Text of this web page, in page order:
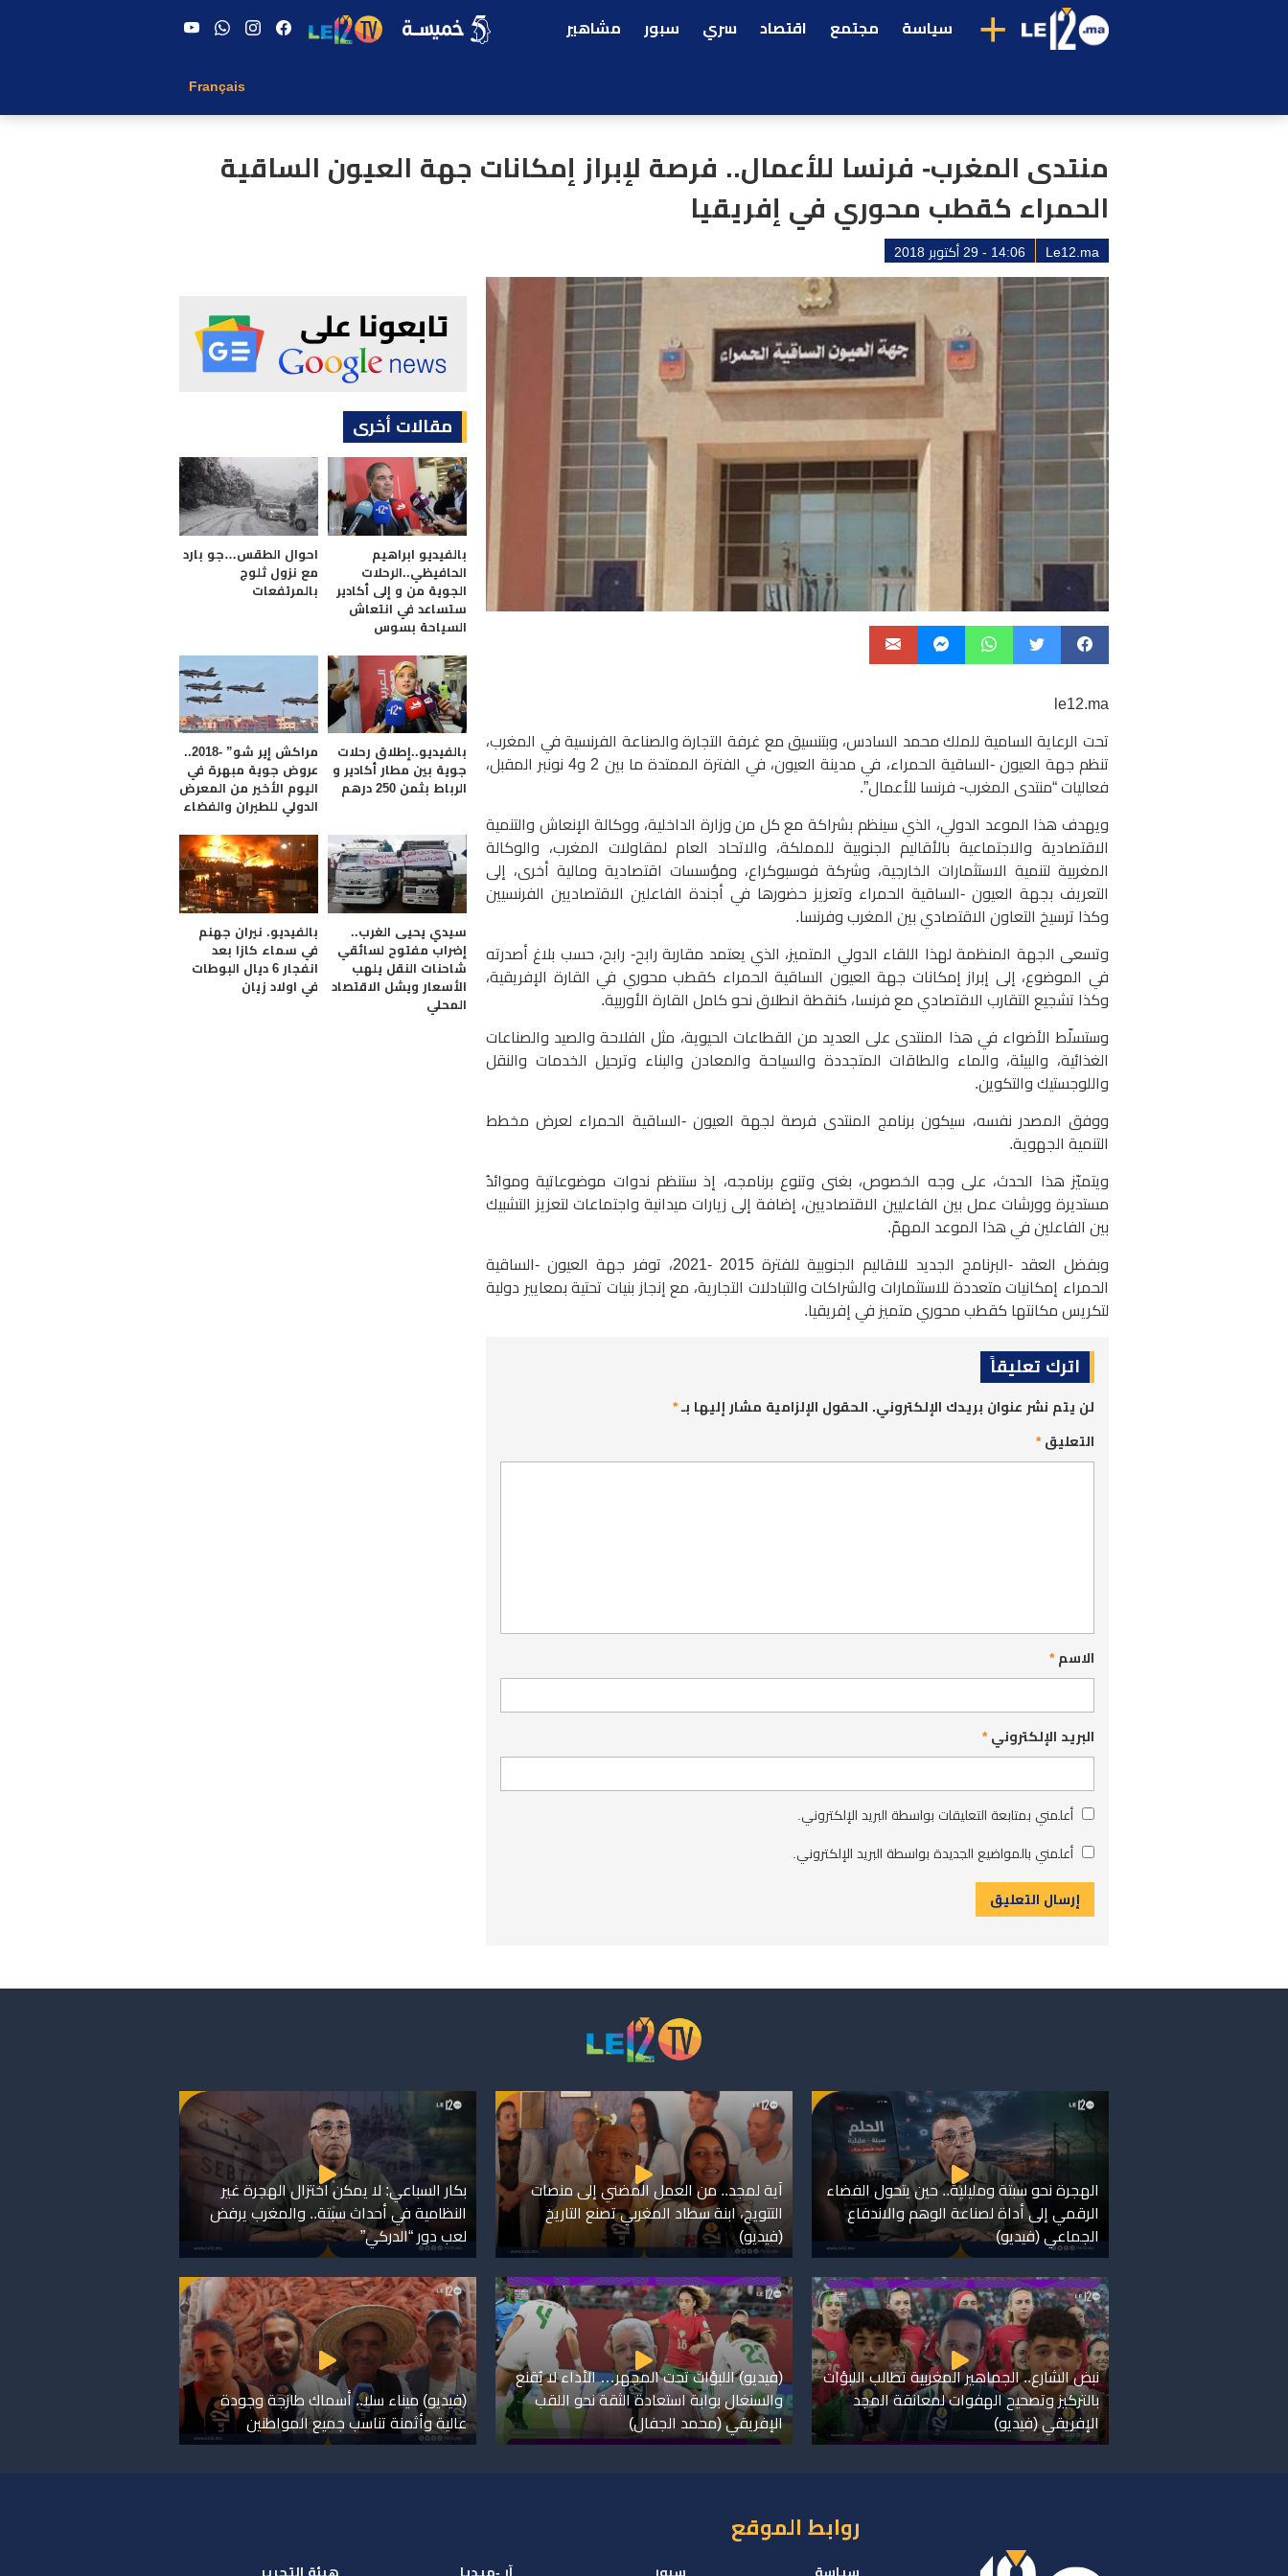
+ سياسة مجتمع اقتصاد سري سبور مشاهير
Français
منتدى المغرب- فرنسا للأعمال.. فرصة لإبراز إمكانات جهة العيون الساقية
الحمراء كقطب محوري في إفريقيا
Le12.ma 14:06 - 29 أكتوبر 2018
le12.ma
تحت الرعاية السامية للملك محمد السادس، وبتنسيق مع غرفة التجارة والصناعة الفرنسية في المغرب،
تنظم جهة العيون -الساقية الحمراء، في مدينة العيون، في الفترة الممتدة ما بين 2 و4 نونبر المقبل،
فعاليات “منتدى المغرب- فرنسا للأعمال”.
ويهدف هذا الموعد الدولي، الذي سينظم بشراكة مع كل من وزارة الداخلية، ووكالة الإنعاش والتنمية
الاقتصادية والاجتماعية بالأقاليم الجنوبية للمملكة، والاتحاد العام لمقاولات المغرب، والوكالة
المغربية لتنمية الاستثمارات الخارجية، وشركة فوسبوكراع، ومؤسسات اقتصادية ومالية أخرى، إلى
التعريف بجهة العيون -الساقية الحمراء وتعزيز حضورها في أجندة الفاعلين الاقتصاديين الفرنسيين
وكذا ترسيخ التعاون الاقتصادي بين المغرب وفرنسا.
وتسعى الجهة المنظمة لهذا اللقاء الدولي المتميز، الذي يعتمد مقاربة رابح- رابح، حسب بلاغ أصدرته
في الموضوع، إلى إبراز إمكانات جهة العيون الساقية الحمراء كقطب محوري في القارة الإفريقية،
وكذا تشجيع التقارب الاقتصادي مع فرنسا، كنقطة انطلاق نحو كامل القارة الأوربية.
وستسلّط الأضواء في هذا المنتدى على العديد من القطاعات الحيوية، مثل الفلاحة واﻟﺼﻴﺪ والصناعات
الغذائية، واﻟﺒﻴﺌﺔ، والماء واﻟﻄﺎﻗات المتجددة واﻟﺴﻴﺎﺣﺔ واﻟمعادن واﻟﺒﻨﺎء وترحيل الخدمات واﻟﻨﻘﻞ
واللوجستيك والتكوين.
ووفق المصدر نفسه، سيكون برنامج المنتدى فرصة لجهة العيون -الساقية الحمراء لعرض مخطط
التنمية الجهوية.
ويتميّز هذا الحدث، على وجه الخصوص، بغنى وتنوع برنامجه، إذ ستنظم ندوات موضوعاتية وموائدُ
مستديرة وورشات عمل بين الفاعليين الاقتصاديين، إضافة إلى زيارات ميدانية واجتماعات لتعزيز التشبيك
بين الفاعلين في هذا الموعد المهمّ.
وبفضل العقد -البرنامج الجديد للاقاليم الجنوبية للفترة 2015 -2021، توفر جهة العيون -الساقية
الحمراء إمكانيات متعددة للاستثمارات والشراكات والتبادلات التجارية، مع إنجاز بنيات تحتية بمعايير دولية
لتكريس مكانتها كقطب محوري متميز في إفريقيا.
اترك تعليقاً
لن يتم نشر عنوان بريدك الإلكتروني. الحقول الإلزامية مشار إليها بـ*
التعليق*
الاسم*
البريد الإلكتروني*
أعلمني بمتابعة التعليقات بواسطة البريد الإلكتروني.
أعلمني بالمواضيع الجديدة بواسطة البريد الإلكتروني.
مقالات أخرى
بالفيديو ابراهيم
الحافيظي..الرحلات
الجوية من و إلى أكادير
ستساعد في انتعاش
السياحة بسوس
احوال الطقس…جو بارد
مع نزول ثلوج
بالمرتفعات
بالفيديو..إطلاق رحلات
جوية بين مطار أكادير و
الرباط بثمن 250 درهم
مراكش إير شو” -2018..
عروض جوية مبهرة في
اليوم الأخير من المعرض
الدولي للطيران والفضاء
سيدي يحيى الغرب..
إضراب مفتوح لسائقي
شاحنات النقل يلهب
الأسعار ويشل الاقتصاد
المحلي
بالفيديو. نيران جهنم
في سماء كازا بعد
انفجار 6 ديال البوطات
في اولاد زيان
الهجرة نحو سبتة ومليلية.. حين يتحول الفضاء
الرقمي إلى أداة لصناعة الوهم والاندفاع
الجماعي (فيديو)
آية لمجد.. من العمل المضني إلى منصات
التتويج، ابنة سطاد المغربي تصنع التاريخ
(فيديو)
بكار السباعي: لا يمكن اختزال الهجرة غير
النظامية في أحداث سبتة.. والمغرب يرفض
لعب دور “الدركي”
نبض الشارع.. الجماهير المغربية تطالب اللبؤات
بالتركيز وتصحيح الهفوات لمعانقة المجد
الإفريقي (فيديو)
(فيديو) اللبؤات تحت المجهر… الأداء لا يُقنع
والسنغال بوابة استعادة الثقة نحو اللقب
الإفريقي (محمد الجفال)
(فيديو) ميناء سلا.. أسماك طازجة وجودة
عالية وأثمنة تناسب جميع المواطنين
روابط الموقع
سياسة سبور آر -ميديا هيئة التحرير